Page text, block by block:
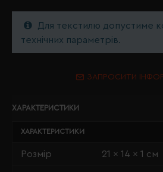
Для текстилю допустиме
технічних параметрів.
ЗАПРОСИТИ
ХАРАКТЕРИСТИКИ
ХАРАКТЕРИСТИКИ
Розмір 21 x 14 x 1 см